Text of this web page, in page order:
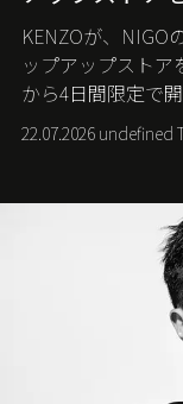
KENZOが、NIGO
ップアップストア
から4日間限定で
た空間で、メゾン
コレクションを紹
22.07.2026 undefined